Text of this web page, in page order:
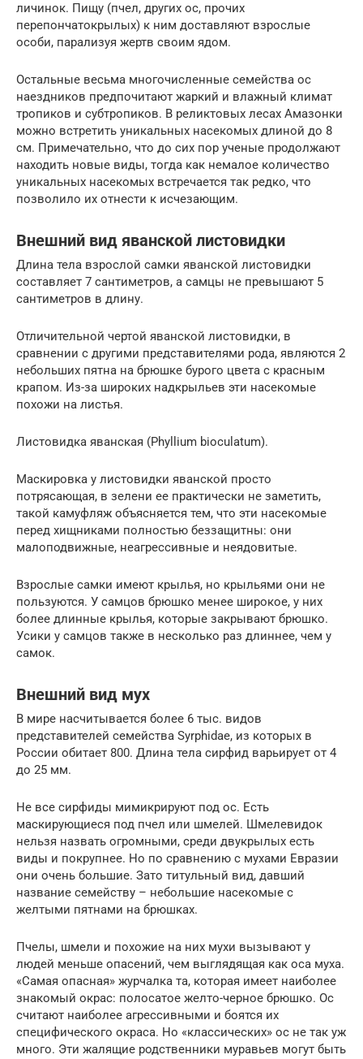
личинок. Пищу (пчел, других ос, прочих
перепончатокрылых) к ним доставляют взрослые
особи, парализуя жертв своим ядом.
Остальные весьма многочисленные семейства ос
наездников предпочитают жаркий и влажный климат
тропиков и субтропиков. В реликтовых лесах Амазонки
можно встретить уникальных насекомых длиной до 8
см. Примечательно, что до сих пор ученые продолжают
находить новые виды, тогда как немалое количество
уникальных насекомых встречается так редко, что
позволило их отнести к исчезающим.
Внешний вид яванской листовидки
Длина тела взрослой самки яванской листовидки
составляет 7 сантиметров, а самцы не превышают 5
сантиметров в длину.
Отличительной чертой яванской листовидки, в
сравнении с другими представителями рода, являются 2
небольших пятна на брюшке бурого цвета с красным
крапом. Из-за широких надкрыльев эти насекомые
похожи на листья.
Листовидка яванская (Phyllium bioculatum).
Маскировка у листовидки яванской просто
потрясающая, в зелени ее практически не заметить,
такой камуфляж объясняется тем, что эти насекомые
перед хищниками полностью беззащитны: они
малоподвижные, неагрессивные и неядовитые.
Взрослые самки имеют крылья, но крыльями они не
пользуются. У самцов брюшко менее широкое, у них
более длинные крылья, которые закрывают брюшко.
Усики у самцов также в несколько раз длиннее, чем у
самок.
Внешний вид мух
В мире насчитывается более 6 тыс. видов
представителей семейства Syrphidae, из которых в
России обитает 800. Длина тела сирфид варьирует от 4
до 25 мм.
Не все сирфиды мимикрируют под ос. Есть
маскирующиеся под пчел или шмелей. Шмелевидок
нельзя назвать огромными, среди двукрылых есть
виды и покрупнее. Но по сравнению с мухами Евразии
они очень большие. Зато титульный вид, давший
название семейству – небольшие насекомые с
желтыми пятнами на брюшках.
Пчелы, шмели и похожие на них мухи вызывают у
людей меньше опасений, чем выглядящая как оса муха.
«Самая опасная» журчалка та, которая имеет наиболее
знакомый окрас: полосатое желто-черное брюшко. Ос
считают наиболее агрессивными и боятся их
специфического окраса. Но «классических» ос не так уж
много. Эти жалящие родственники муравьев могут быть